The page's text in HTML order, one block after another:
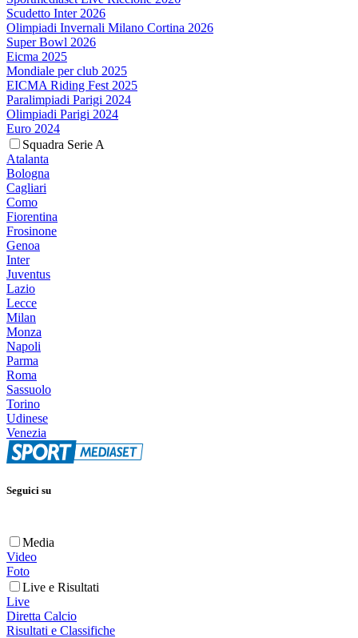
Scudetto Inter 2026
Olimpiadi Invernali Milano Cortina 2026
Super Bowl 2026
Eicma 2025
Mondiale per club 2025
EICMA Riding Fest 2025
Paralimpiadi Parigi 2024
Olimpiadi Parigi 2024
Euro 2024
Squadra Serie A
Atalanta
Bologna
Cagliari
Como
Fiorentina
Frosinone
Genoa
Inter
Juventus
Lazio
Lecce
Milan
Monza
Napoli
Parma
Roma
Sassuolo
Torino
Udinese
Venezia
Seguici su
Media
Video
Foto
Live e Risultati
Live
Diretta Calcio
Risultati e Classifiche